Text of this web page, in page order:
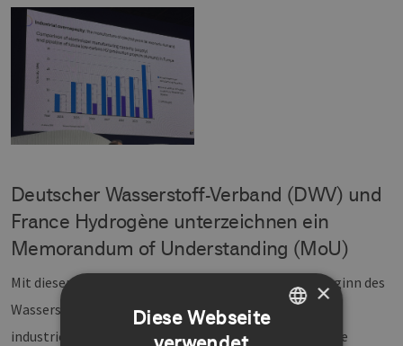
Deutscher Wasserstoff-Verband (DWV) und
France Hydrogène unterzeichnen ein
Memorandum of Understanding (MoU)
Mit dieser Vereinbarung setzen beide Verbände zu Beginn des
Wasserstoffjahres 2026 ein klares politisches und
industriepolitisches Signal für eine engere europäische
×
Diese Webseite